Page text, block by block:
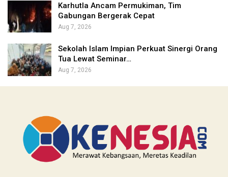
Karhutla Ancam Permukiman, Tim
Gabungan Bergerak Cepat
Aug 7, 2026
Sekolah Islam Impian Perkuat Sinergi Orang
Tua Lewat Seminar…
Aug 7, 2026